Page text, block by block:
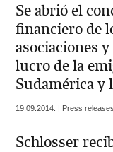
Se abrió el
financiero de
asociaciones
lucro de la
Sudamérica y
19.09.2014. | Press releases
Schlosser